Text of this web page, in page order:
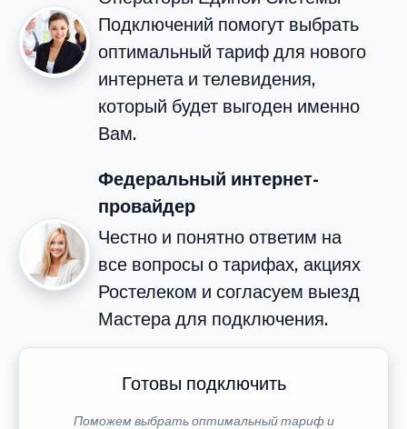
Подключений помогут выбрать
оптимальный тариф для нового
интернета и телевидения,
который будет выгоден именно
Вам.
Федеральный интернет-
провайдер
Честно и понятно ответим на
все вопросы о тарифах, акциях
Ростелеком и согласуем выезд
Мастера для подключения.
Готовы подключить
Поможем выбрать оптимальный тариф и